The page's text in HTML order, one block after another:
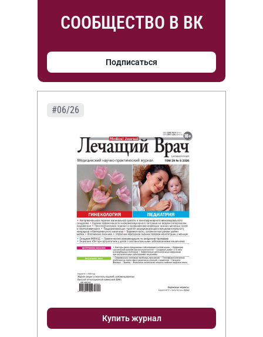
СООБЩЕСТВО В ВК
Подписаться
#06/26
Купить журнал